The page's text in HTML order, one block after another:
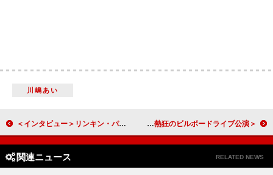
川嶋あい
＜インタビュー＞リンキン・パーク、「Let You Fade」を含む『フロム・ゼロ』DX版収録曲の制作秘話を明かす ＜ライブレポート＞ユッコ・ミラー feat. H ZETTRIO──異才同士が火花を散らす、話題のコラボ作『LINK』を携えた熱狂のビルボードライブ公演
関連ニュース RELATED NEWS